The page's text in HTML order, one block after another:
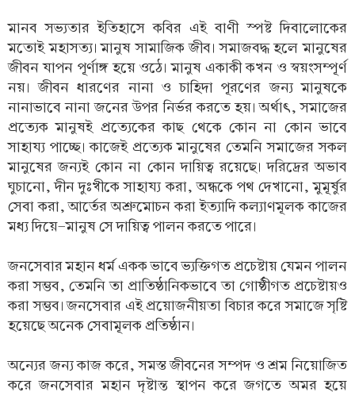
মানব সভ্যতার ইতিহাসে কবির এই বাণী স্পষ্ট দিবালোকের
মতোই মহাসত্য। মানুষ সামাজিক জীব। সমাজবদ্ধ হলে মানুষের
জীবন যাপন পূর্ণাঙ্গ হয়ে ওঠে। মানুষ একাকী কখন ও স্বয়ংসম্পূর্ণ
নয়। জীবন ধারণের নানা ও চাহিদা পূরণের জন্য মানুষকে
নানাভাবে নানা জনের উপর নির্ভর করতে হয়। অর্থাৎ, সমাজের
প্রত্যেক মানুষই প্রত্যেকের কাছ থেকে কোন না কোন ভাবে
সাহায্য পাচ্ছে। কাজেই প্রত্যেক মানুষের তেমনি সমাজের সকল
মানুষের জন্যই কোন না কোন দায়িত্ব রয়েছে। দরিদ্রের অভাব
ঘুচানো, দীন দুঃখীকে সাহায্য করা, অন্ধকে পথ দেখানো, মুমূর্ষুর
সেবা করা, আর্তের অশ্রুমোচন করা ইত্যাদি কল্যাণমূলক কাজের
মধ্য দিয়ে-মানুষ সে দায়িত্ব পালন করতে পারে।
জনসেবার মহান ধর্ম একক ভাবে ভ্যক্তিগত প্রচেষ্টায় যেমন পালন
করা সম্ভব, তেমনি তা প্রাতিষ্ঠানিকভাবে তা গোষ্ঠীগত প্রচেষ্টায়ও
করা সম্ভব। জনসেবার এই প্রয়োজনীয়তা বিচার করে সমাজে সৃষ্টি
হয়েছে অনেক সেবামূলক প্রতিষ্ঠান।
অন্যের জন্য কাজ করে, সমস্ত জীবনের সম্পদ ও শ্রম নিয়োজিত
করে জনসেবার মহান দৃষ্টান্ত স্থাপন করে জগতে অমর হয়ে